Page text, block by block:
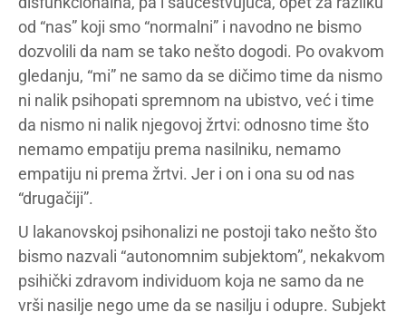
od “nas” koji smo “normalni” i navodno ne bismo
dozvolili da nam se tako nešto dogodi. Po ovakvom
gledanju, “mi” ne samo da se dičimo time da nismo
ni nalik psihopati spremnom na ubistvo, već i time
da nismo ni nalik njegovoj žrtvi: odnosno time što
nemamo empatiju prema nasilniku, nemamo
empatiju ni prema žrtvi. Jer i on i ona su od nas
“drugačiji”.
U lakanovskoj psihonalizi ne postoji tako nešto što
bismo nazvali “autonomnim subjektom”, nekakvom
psihički zdravom individuom koja ne samo da ne
vrši nasilje nego ume da se nasilju i odupre. Subjekt